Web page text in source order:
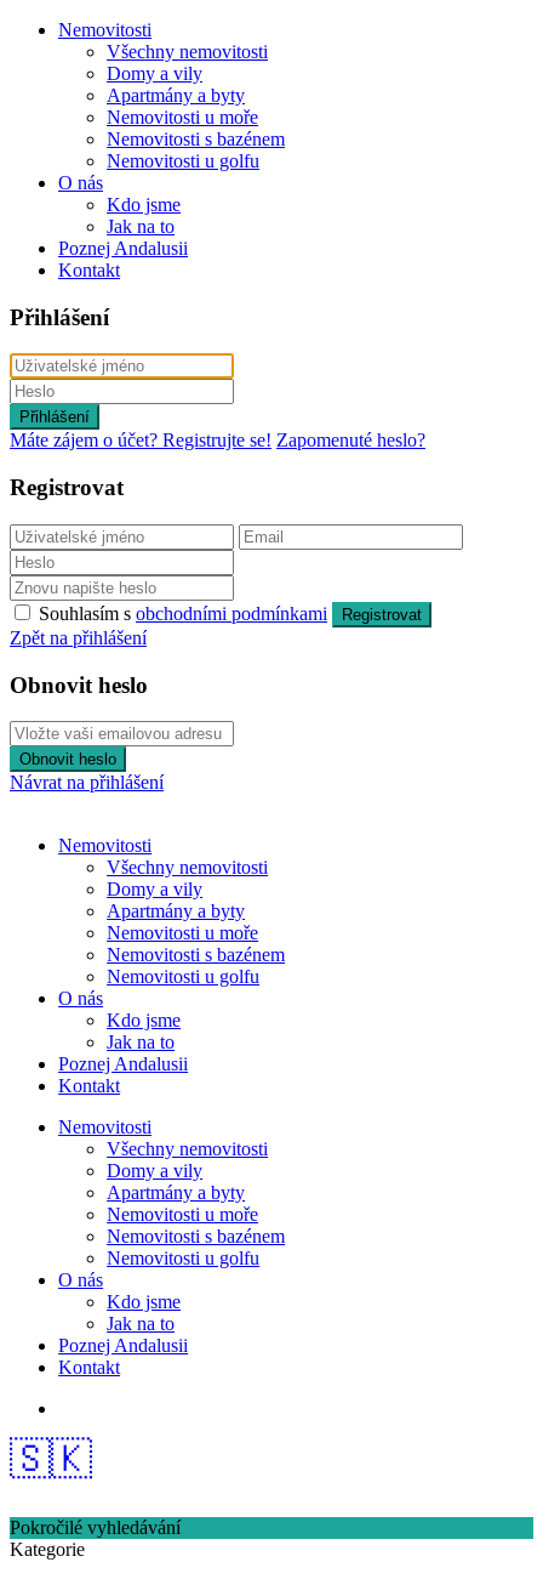
Nemovitosti
Všechny nemovitosti
Domy a vily
Apartmány a byty
Nemovitosti u moře
Nemovitosti s bazénem
Nemovitosti u golfu
O nás
Kdo jsme
Jak na to
Poznej Andalusii
Kontakt
Přihlášení
Přihlášení
Máte zájem o účet? Registrujte se! Zapomenuté heslo?
Registrovat
Souhlasím s obchodními podmínkami Registrovat
Zpět na přihlášení
Obnovit heslo
Obnovit heslo
Návrat na přihlášení
Nemovitosti
Všechny nemovitosti
Domy a vily
Apartmány a byty
Nemovitosti u moře
Nemovitosti s bazénem
Nemovitosti u golfu
O nás
Kdo jsme
Jak na to
Poznej Andalusii
Kontakt
Nemovitosti
Všechny nemovitosti
Domy a vily
Apartmány a byty
Nemovitosti u moře
Nemovitosti s bazénem
Nemovitosti u golfu
O nás
Kdo jsme
Jak na to
Poznej Andalusii
Kontakt
🇸🇰
Pokročilé vyhledávání
Kategorie